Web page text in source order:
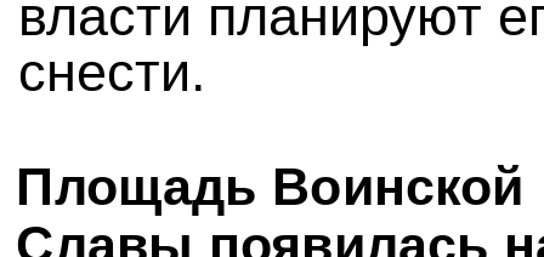
власти планируют
снести.
Площадь Воинской
Славы появилась